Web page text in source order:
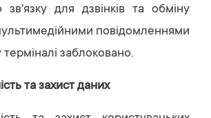
зв'язку для дзвінків та обміну
повідомленнями
заблоковано.
та захист даних